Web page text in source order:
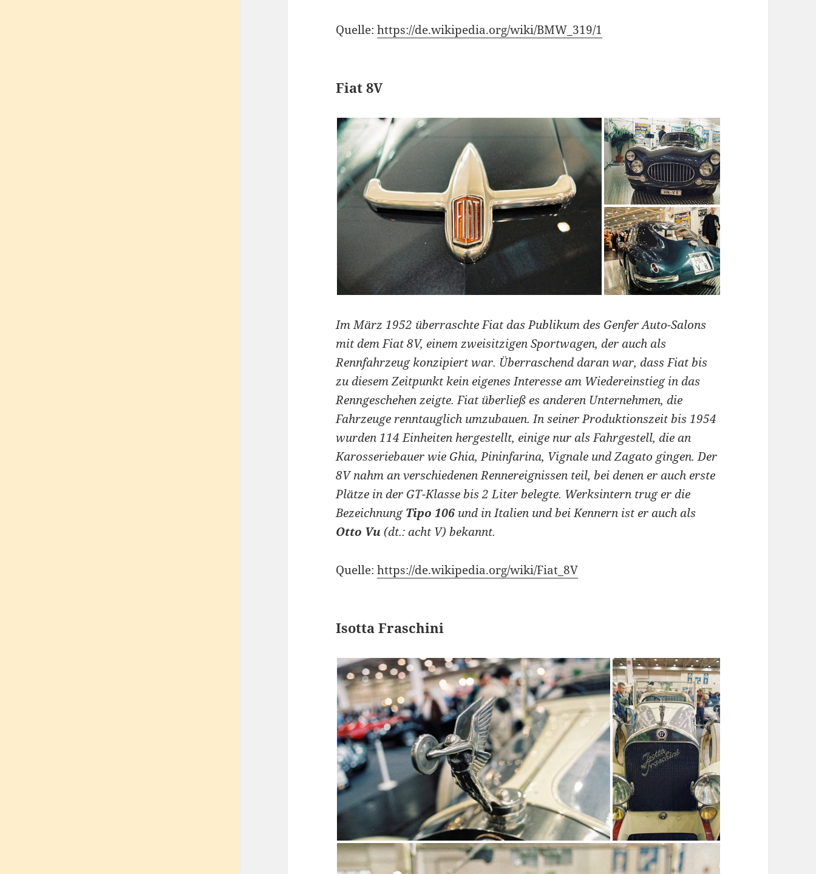
Quelle:https://de.wikipedia.org/wiki/BMW_319/1
Fiat 8V
Im März 1952 überraschte Fiat das Publikum des Genfer Auto-Salons
mit dem Fiat 8V, einem zweisitzigen Sportwagen, der auch als
Rennfahrzeug konzipiert war. Überraschend daran war, dass Fiat bis
zu diesem Zeitpunkt kein eigenes Interesse am Wiedereinstieg in das
Renngeschehen zeigte. Fiat überließ es anderen Unternehmen, die
Fahrzeuge renntauglich umzubauen. In seiner Produktionszeit bis 1954
wurden 114 Einheiten hergestellt, einige nur als Fahrgestell, die an
Karosseriebauer wie Ghia, Pininfarina, Vignale und Zagato gingen. Der
8V nahm an verschiedenen Rennereignissen teil, bei denen er auch erste
Plätze in der GT-Klasse bis 2 Liter belegte. Werksintern trug er die
BezeichnungTipo 106 und in Italien und bei Kennern ist er auch als
Otto Vu(dt.: acht V) bekannt.
Quelle:https://de.wikipedia.org/wiki/Fiat_8V
Isotta Fraschini